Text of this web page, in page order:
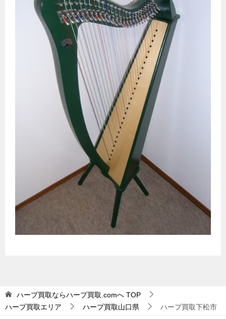
ハープ買取ならハープ買取.comへ TOP
ハープ買取エリア
ハープ買取山口県 ハープ買取下松市